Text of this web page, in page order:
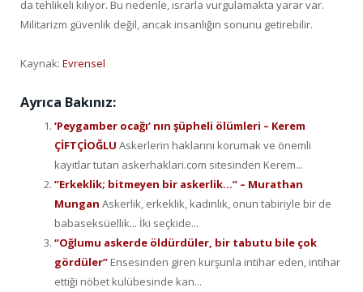
da tehlikeli kılıyor. Bu nedenle, ısrarla vurgulamakta yarar var.
Militarizm güvenlik değil, ancak insanlığın sonunu getirebilir.
Kaynak: Evrensel
Ayrıca Bakınız:
‘Peygamber ocağı’ nın şüpheli ölümleri – Kerem
ÇİFTÇİOĞLU Askerlerin haklarını korumak ve önemli
kayıtlar tutan askerhaklari.com sitesinden Kerem...
”Erkeklik; bitmeyen bir askerlik…” – Murathan
Mungan Askerlik, erkeklik, kadınlık, onun tabiriyle bir de
babaseksüellik... İki seçkide...
“Oğlumu askerde öldürdüler, bir tabutu bile çok
gördüler” Ensesinden giren kurşunla intihar eden, intihar
ettiği nöbet kulübesinde kan...